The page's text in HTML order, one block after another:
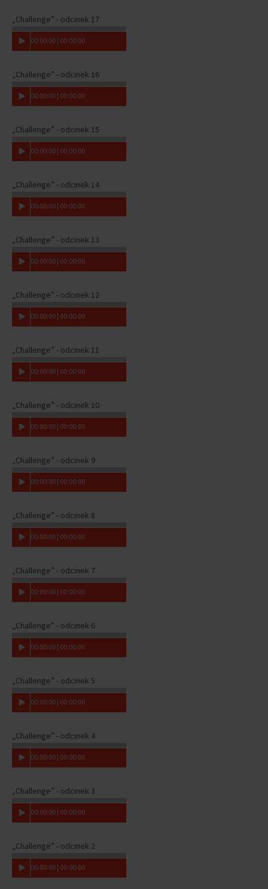
„Challenge” - odcinek 17
00:00:00 | 00:00:00
„Challenge” - odcinek 16
00:00:00 | 00:00:00
„Challenge” - odcinek 15
00:00:00 | 00:00:00
„Challenge” - odcinek 14
00:00:00 | 00:00:00
„Challenge” - odcinek 13
00:00:00 | 00:00:00
„Challenge” - odcinek 12
00:00:00 | 00:00:00
„Challenge” - odcinek 11
00:00:00 | 00:00:00
„Challenge” - odcinek 10
00:00:00 | 00:00:00
„Challenge” - odcinek 9
00:00:00 | 00:00:00
„Challenge” - odcinek 8
00:00:00 | 00:00:00
„Challenge” - odcinek 7
00:00:00 | 00:00:00
„Challenge” - odcinek 6
00:00:00 | 00:00:00
„Challenge” - odcinek 5
00:00:00 | 00:00:00
„Challenge” - odcinek 4
00:00:00 | 00:00:00
„Challenge” - odcinek 3
00:00:00 | 00:00:00
„Challenge” - odcinek 2
00:00:00 | 00:00:00